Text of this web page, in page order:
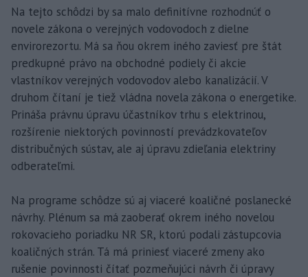
Na tejto schôdzi by sa malo definitívne rozhodnúť o
novele zákona o verejných vodovodoch z dielne
envirorezortu. Má sa ňou okrem iného zaviesť pre štát
predkupné právo na obchodné podiely či akcie
vlastníkov verejných vodovodov alebo kanalizácií. V
druhom čítaní je tiež vládna novela zákona o energetike.
Prináša právnu úpravu účastníkov trhu s elektrinou,
rozšírenie niektorých povinností prevádzkovateľov
distribučných sústav, ale aj úpravu zdieľania elektriny
odberateľmi.
Na programe schôdze sú aj viaceré koaličné poslanecké
návrhy. Plénum sa má zaoberať okrem iného novelou
rokovacieho poriadku NR SR, ktorú podali zástupcovia
koaličných strán. Tá má priniesť viaceré zmeny ako
rušenie povinnosti čítať pozmeňujúci návrh či úpravy